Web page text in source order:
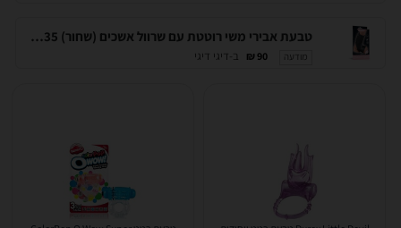
טבעת אבירי משי רוטטת עם שרוול אשכים (שחור) LV343135
מודעה 90 ₪ ב-דיגי דיגי